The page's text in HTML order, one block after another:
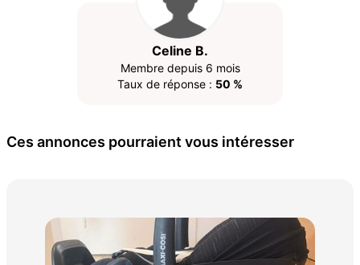
Celine B.
Membre depuis 6 mois
Taux de réponse : 50 %
Ces annonces pourraient vous intéresser